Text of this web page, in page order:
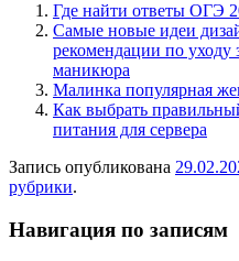
Где найти ответы ОГЭ
Самые новые идеи
рекомендации по
маникюра
Малинка популярная
Как выбрать
питания для сервера
Запись опубликована
рубрики.
Навигация по записям